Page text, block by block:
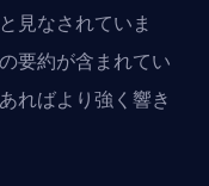
見なされていま
要約が含まれてい
ればより強く響き